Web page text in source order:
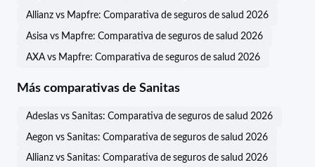
Allianz vs Mapfre: Comparativa de seguros de salud 2026
Asisa vs Mapfre: Comparativa de seguros de salud 2026
AXA vs Mapfre: Comparativa de seguros de salud 2026
Más comparativas de Sanitas
Adeslas vs Sanitas: Comparativa de seguros de salud 2026
Aegon vs Sanitas: Comparativa de seguros de salud 2026
Allianz vs Sanitas: Comparativa de seguros de salud 2026